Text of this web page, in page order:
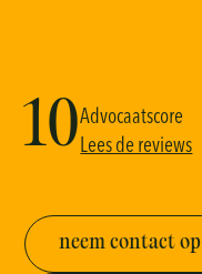
neem contact op
10Advocaatscore
Lees de reviews